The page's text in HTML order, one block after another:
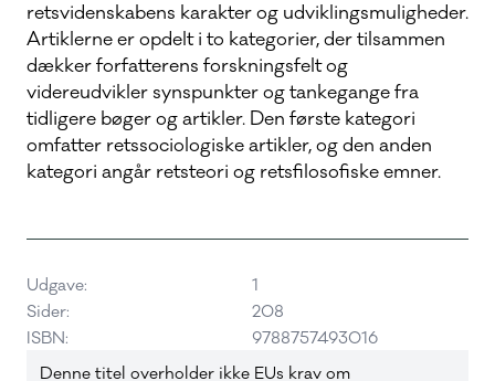
retsvidenskabens karakter og udviklingsmuligheder.
Artiklerne er opdelt i to kategorier, der tilsammen
dækker forfatterens forskningsfelt og
videreudvikler synspunkter og tankegange fra
tidligere bøger og artikler. Den første kategori
omfatter retssociologiske artikler, og den anden
kategori angår retsteori og retsfilosofiske emner.
Udgave:
1
Sider:
208
ISBN:
9788757493016
Denne titel overholder ikke EUs krav om